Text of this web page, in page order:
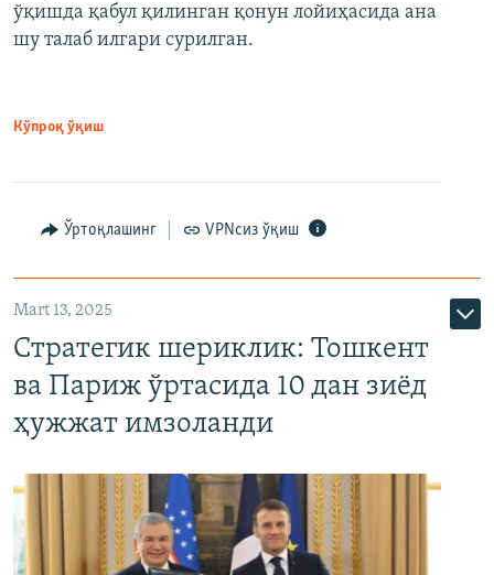
ўқишда қабул қилинган қонун лойиҳасида ана
шу талаб илгари сурилган.
Кўпроқ ўқиш
Ўртоқлашинг VPNсиз ўқиш
Mart 13, 2025
Стратегик шериклик: Тошкент
ва Париж ўртасида 10 дан зиёд
ҳужжат имзоланди